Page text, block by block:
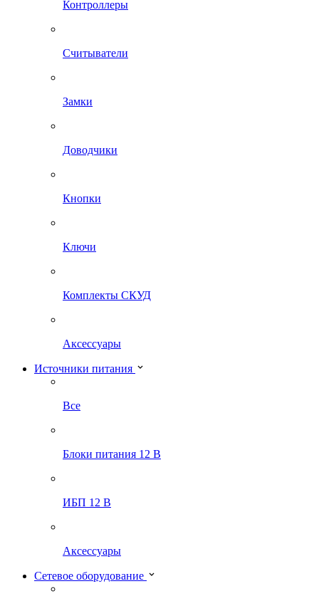
Контроллеры
Считыватели
Замки
Доводчики
Кнопки
Ключи
Комплекты СКУД
Аксессуары
Источники питания
Все
Блоки питания 12 В
ИБП 12 В
Аксессуары
Сетевое оборудование